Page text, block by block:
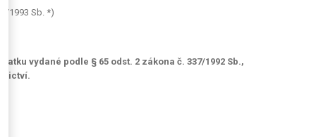
1993 Sb. *)
vydané podle § 65 odst. 2 zákona č. 337/1992 Sb.,